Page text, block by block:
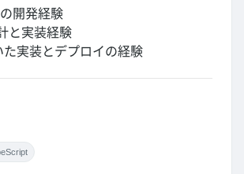
開発経験
と実装経験
た実装とデプロイの経験